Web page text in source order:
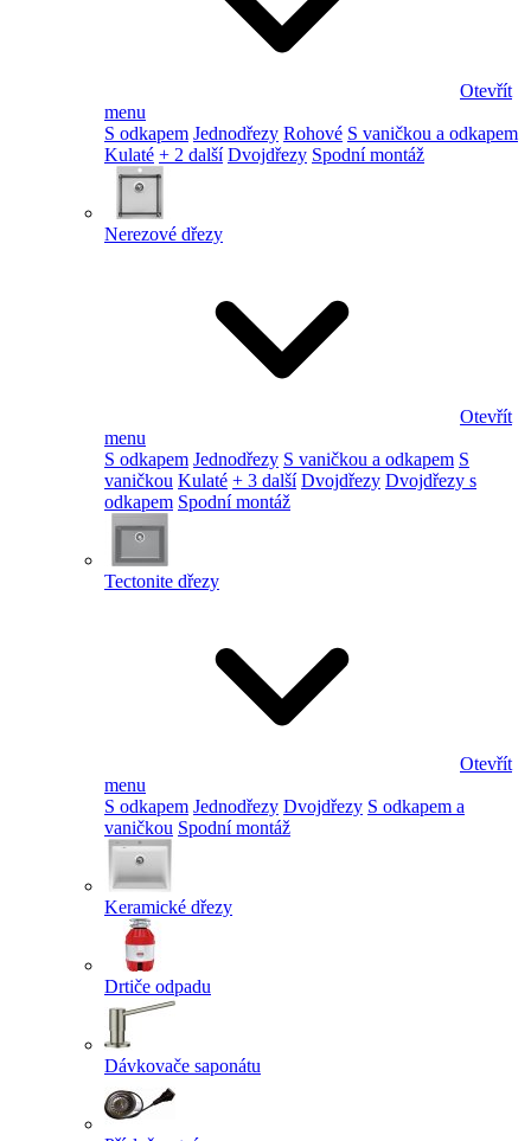
Otevřít
menu
S odkapem Jednodřezy Rohové S vaničkou a odkapem
Kulaté + 2 další Dvojdřezy Spodní montáž
Nerezové dřezy
Otevřít
menu
S odkapem Jednodřezy S vaničkou a odkapem S
vaničkou Kulaté + 3 další Dvojdřezy Dvojdřezy s
odkapem Spodní montáž
Tectonite dřezy
Otevřít
menu
S odkapem Jednodřezy Dvojdřezy S odkapem a
vaničkou Spodní montáž
Keramické dřezy
Drtiče odpadu
Dávkovače saponátu